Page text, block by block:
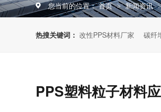
您当前的位置： 首页 > 新闻资讯
热搜关键词： 改性PPS材料厂家 碳纤
PPS塑料粒子材料